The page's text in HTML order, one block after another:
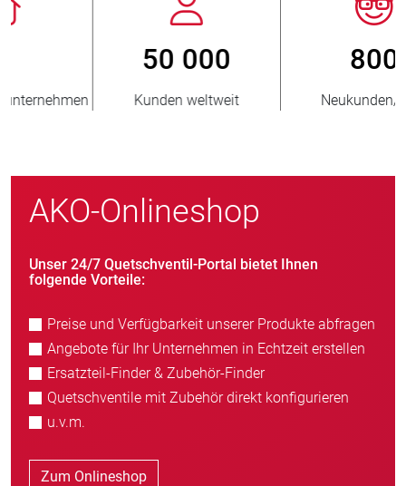
Neukunden/Jahr
> 3 500 000
verkaufte Einheiten
AKO-Onlineshop
Unser 24/7 Quetschventil-Portal bietet Ihnen
folgende Vorteile:
Preise und Verfügbarkeit unserer Produkte abfragen
Angebote für Ihr Unternehmen in Echtzeit erstellen
Ersatzteil-Finder & Zubehör-Finder
Quetschventile mit Zubehör direkt konfigurieren
u.v.m.
Zum Onlineshop